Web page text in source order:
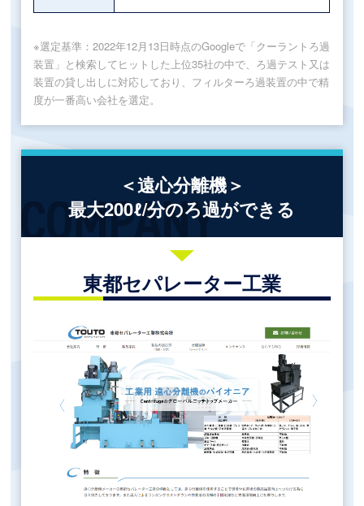
※選定基準：2022年12月13日時点のGoogleで「クーラントろ過
装置」と検索してヒットした上位35社の中で、ろ過テスト又は
装置の貸し出しに対応しており、フィルターろ過装置の中で精
度が一番高い会社を選定。
＜遠心分離機＞
最大200ℓ/分のろ過ができる
東都セパレーター工業